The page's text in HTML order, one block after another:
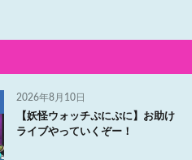
2026年8月10日
【妖怪ウォッチぷにぷに】お助け
ライブやっていくぞー！